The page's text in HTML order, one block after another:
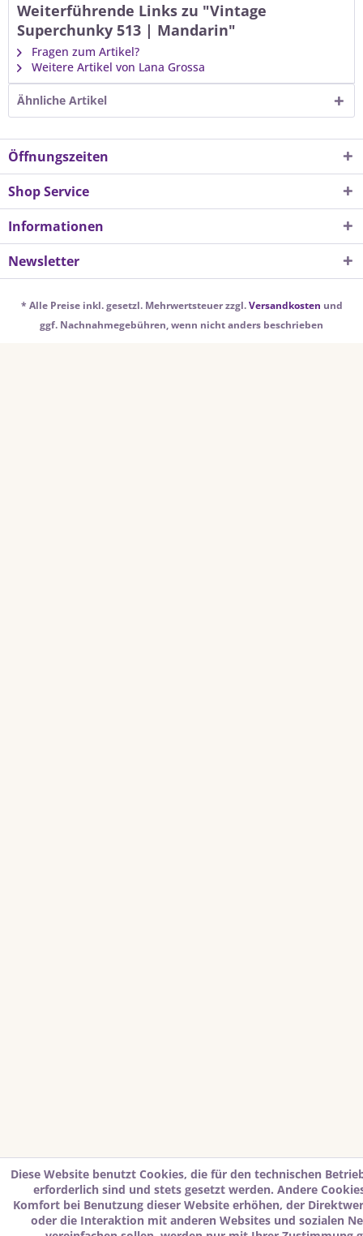
Weiterführende Links zu "Vintage
Superchunky 513 | Mandarin"
Fragen zum Artikel?
Weitere Artikel von Lana Grossa
Ähnliche Artikel
Öffnungszeiten
Shop Service
Informationen
Newsletter
* Alle Preise inkl. gesetzl. Mehrwertsteuer zzgl.Versandkosten und
ggf. Nachnahmegebühren, wenn nicht anders beschrieben
Diese Website benutzt Cookies, die für den technischen
erforderlich sind und stets gesetzt werden. Andere
Komfort bei Benutzung dieser Website erhöhen, der
oder die Interaktion mit anderen Websites und sozialen